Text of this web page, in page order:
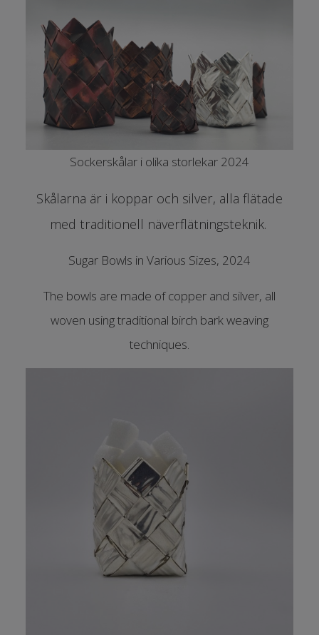
Sockerskålar i olika storlekar 2024
Skålarna är i koppar och silver, alla flätade
med traditionell näverflätningsteknik.
Sugar Bowls in Various Sizes, 2024
The bowls are made of copper and silver, all
woven using traditional birch bark weaving
techniques.